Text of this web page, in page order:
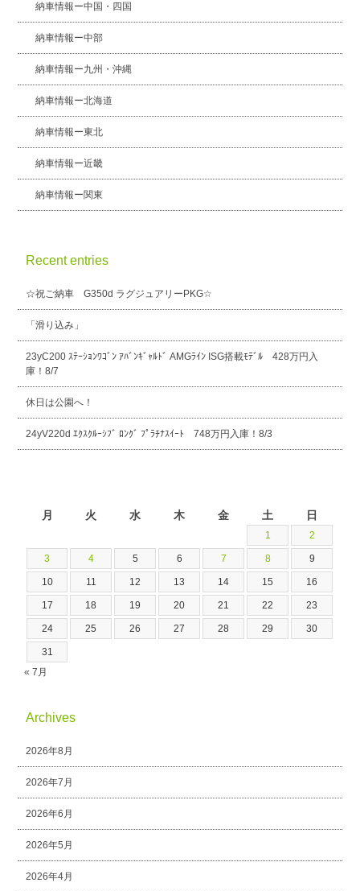
納車情報ー中国・四国
納車情報ー中部
納車情報ー九州・沖縄
納車情報ー北海道
納車情報ー東北
納車情報ー近畿
納車情報ー関東
Recent entries
☆祝ご納車 G350d ラグジュアリーPKG☆
「滑り込み」
23yC200 ｽﾃｰｼｮﾝﾜｺﾞﾝ ｱﾊﾞﾝｷﾞｬﾙﾄﾞ AMGﾗｲﾝ ISG搭載ﾓﾃﾞﾙ 428万円入
庫！8/7
休日は公園へ！
24yV220d ｴｸｽｸﾙｰｼﾌﾞ ﾛﾝｸﾞ ﾌﾟﾗﾁﾅｽｲｰﾄ 748万円入庫！8/3
月 火 水 木 金 土 日
1 2
3 4 5 6 7 8 9
10 11 12 13 14 15 16
17 18 19 20 21 22 23
24 25 26 27 28 29 30
31
« 7月
Archives
2026年8月
2026年7月
2026年6月
2026年5月
2026年4月